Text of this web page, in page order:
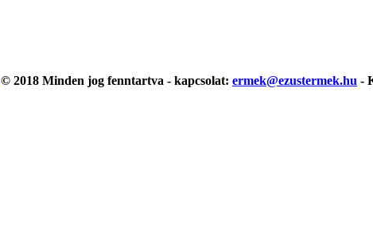
© 2018 Minden jog fenntartva - kapcsolat: ermek@ezustermek.hu -